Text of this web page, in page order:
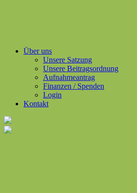
Über uns
Unsere Satzung
Unsere Beitragsordnung
Aufnahmeantrag
Finanzen / Spenden
Login
Kontakt